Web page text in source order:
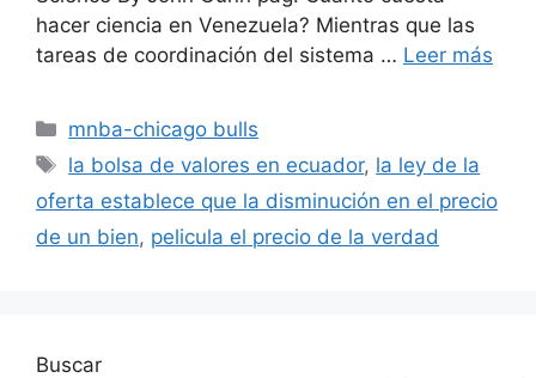
hacer ciencia en Venezuela? Mientras que las
tareas de coordinación del sistema … Leer más
Categorías
mnba-chicago bulls
Etiquetas
la bolsa de valores en ecuador, la ley de la
oferta establece que la disminución en el precio
de un bien, pelicula el precio de la verdad
Buscar